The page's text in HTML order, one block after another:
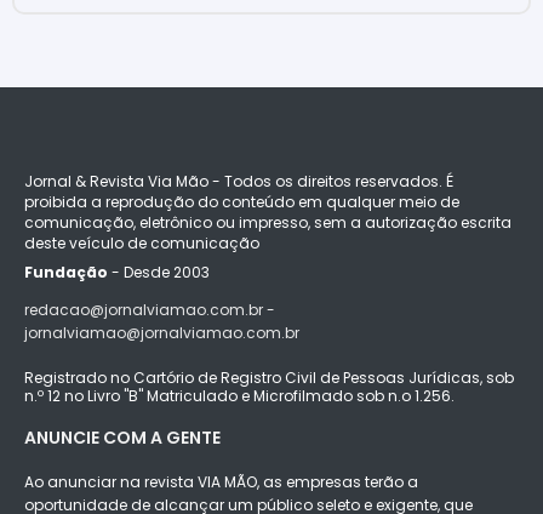
Jornal & Revista Via Mão - Todos os direitos reservados. É
proibida a reprodução do conteúdo em qualquer meio de
comunicação, eletrônico ou impresso, sem a autorização escrita
deste veículo de comunicação
Fundação - Desde 2003
redacao@jornalviamao.com.br -
jornalviamao@jornalviamao.com.br
Registrado no Cartório de Registro Civil de Pessoas Jurídicas, sob
n.º 12 no Livro "B" Matriculado e Microfilmado sob n.o 1.256.
ANUNCIE COM A GENTE
Ao anunciar na revista VIA MÃO, as empresas terão a
oportunidade de alcançar um público seleto e exigente, que